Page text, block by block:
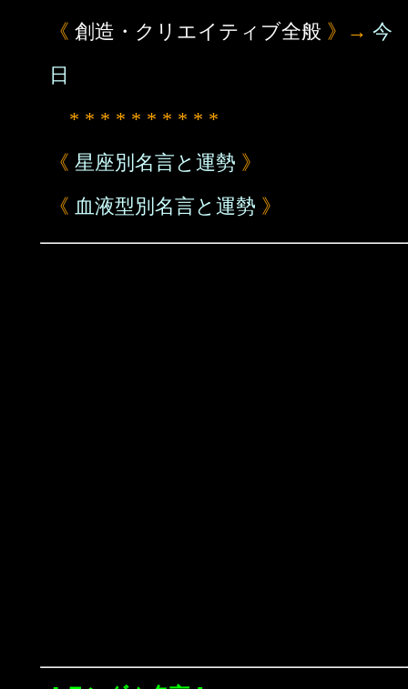
《 創造・クリエイティブ全般 》→ 今
日
* * * * * * * * * *
《 星座別名言と運勢 》
《 血液型別名言と運勢 》